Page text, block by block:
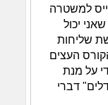
למשטרה
יכול
שליחות
העצים
על מנת
דברי